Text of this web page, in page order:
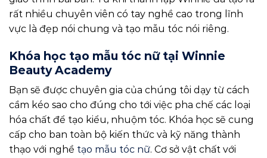
rất nhiều chuyên viên có tay nghề cao trong lĩnh
vực là đẹp nói chung và tạo mẫu tóc nói riêng.
Khóa học tạo mẫu tóc nữ tại Winnie
Beauty Academy
Bạn sẽ được chuyên gia của chúng tôi dạy từ cách
cầm kéo sao cho đúng cho tới việc pha chế các loại
hóa chất để tạo kiểu, nhuộm tóc. Khóa học sẽ cung
cấp cho ban toàn bộ kiến thức và kỹ năng thành
thạo với nghề tạo mẫu tóc nữ. Cơ sở vật chất với